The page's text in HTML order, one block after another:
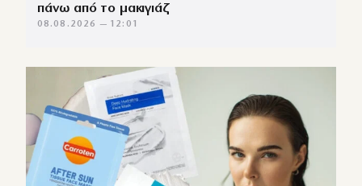
πάνω από το μακιγιάζ
08.08.2026 — 12:01